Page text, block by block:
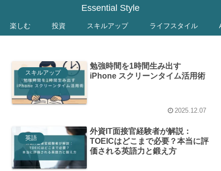
Essential Style
楽しむ 投資 スキルアップ ライフスタイル
スキルアップ
勉強時間を1時間生み出す
iPhone スクリーンタイム活用術
2025.12.07
英語
外資IT面接官経験者が解説：
TOEICはどこまで必要？本当に評
価される英語力と鍛え方